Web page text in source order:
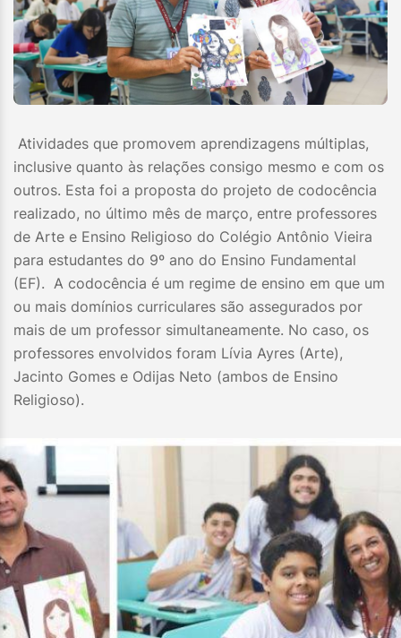
Atividades que promovem aprendizagens múltiplas,
inclusive quanto às relações consigo mesmo e com os
outros. Esta foi a proposta do projeto de codocência
realizado, no último mês de março, entre professores
de Arte e Ensino Religioso do Colégio Antônio Vieira
para estudantes do 9º ano do Ensino Fundamental
(EF). A codocência é um regime de ensino em que um
ou mais domínios curriculares são assegurados por
mais de um professor simultaneamente. No caso, os
professores envolvidos foram Lívia Ayres (Arte),
Jacinto Gomes e Odijas Neto (ambos de Ensino
Religioso).